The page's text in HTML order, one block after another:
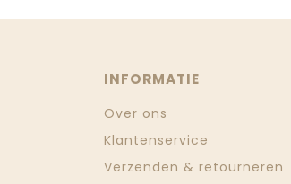
INFORMATIE
Over ons
Klantenservice
Verzenden & retourneren